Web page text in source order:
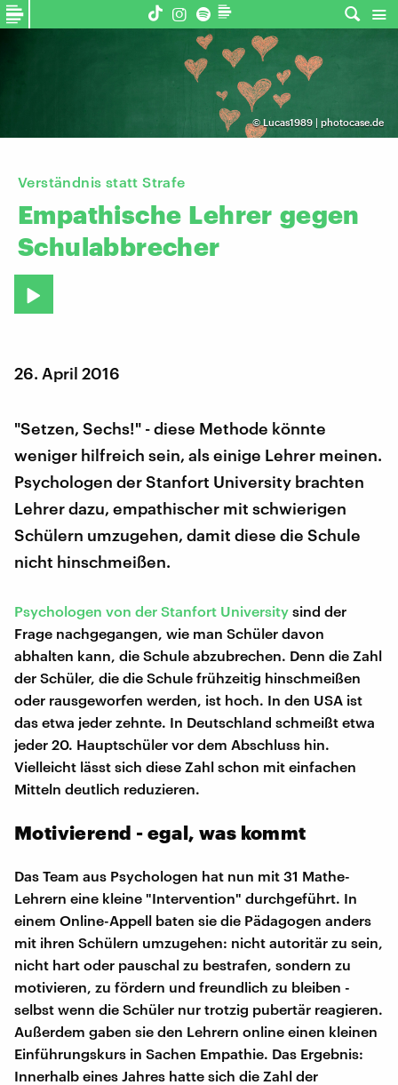
©Lucas1989 | photocase.de
Verständnis statt Strafe
Empathische Lehrer gegen
Schulabbrecher
26. April 2016
"Setzen, Sechs!" - diese Methode könnte
weniger hilfreich sein, als einige Lehrer meinen.
Psychologen der Stanfort University brachten
Lehrer dazu, empathischer mit schwierigen
Schülern umzugehen, damit diese die Schule
nicht hinschmeißen.
Psychologen von der Stanfort University sind der
Frage nachgegangen, wie man Schüler davon
abhalten kann, die Schule abzubrechen. Denn die Zahl
der Schüler, die die Schule frühzeitig hinschmeißen
oder rausgeworfen werden, ist hoch. In den USA ist
das etwa jeder zehnte. In Deutschland schmeißt etwa
jeder 20. Hauptschüler vor dem Abschluss hin.
Vielleicht lässt sich diese Zahl schon mit einfachen
Mitteln deutlich reduzieren.
Motivierend - egal, was kommt
Das Team aus Psychologen hat nun mit 31 Mathe-
Lehrern eine kleine "Intervention" durchgeführt. In
einem Online-Appell baten sie die Pädagogen anders
mit ihren Schülern umzugehen: nicht autoritär zu sein,
nicht hart oder pauschal zu bestrafen, sondern zu
motivieren, zu fördern und freundlich zu bleiben -
selbst wenn die Schüler nur trotzig pubertär reagieren.
Außerdem gaben sie den Lehrern online einen kleinen
Einführungskurs in Sachen Empathie. Das Ergebnis:
Innerhalb eines Jahres hatte sich die Zahl der